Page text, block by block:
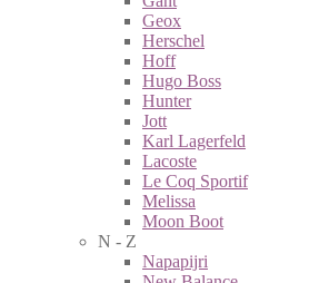
Geox
Herschel
Hoff
Hugo Boss
Hunter
Jott
Karl Lagerfeld
Lacoste
Le Coq Sportif
Melissa
Moon Boot
N - Z
Napapijri